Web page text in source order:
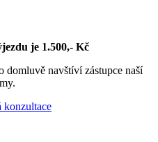
je 1.500,- Kč
domluvě navštíví zástupce naší
konzultace